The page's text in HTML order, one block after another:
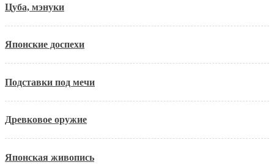
Цуба, мэнуки
Японские доспехи
Подставки под мечи
Древковое оружие
Японская живопись